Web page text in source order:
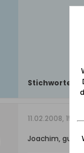
Stichworte:
11.02.2008, 15:39
Joachim, guck